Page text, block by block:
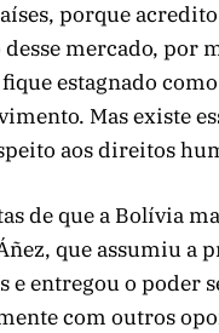
porque
mercado, por
estagnado
Mas existe
aos direitos
de que a Bolívia
que assumiu a
e entregou o poder
com outros